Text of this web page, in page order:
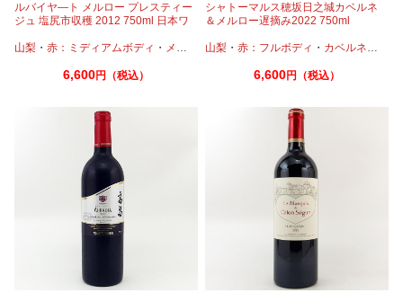
ルバイヤ―ト メルロー プレスティー
ジュ 塩尻市収穫 2012 750ml 日本ワ
山梨 ・ 赤：ミディアムボディ ・ メルロー
6,600円（税込）
シャトーマルス穂坂日之城カベルネ
＆メルロー遅摘み2022 750ml
山梨 ・赤：フルボディ ・ カベルネ
6,600円（税込）